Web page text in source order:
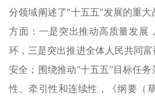
分领域阐述了“十五五”发展的重
方面：一是突出推动高质量发展
环，三是突出推进全体人民共同
安全；围绕推动“十五五”目标任
性、牵引性和连续性，《纲要（